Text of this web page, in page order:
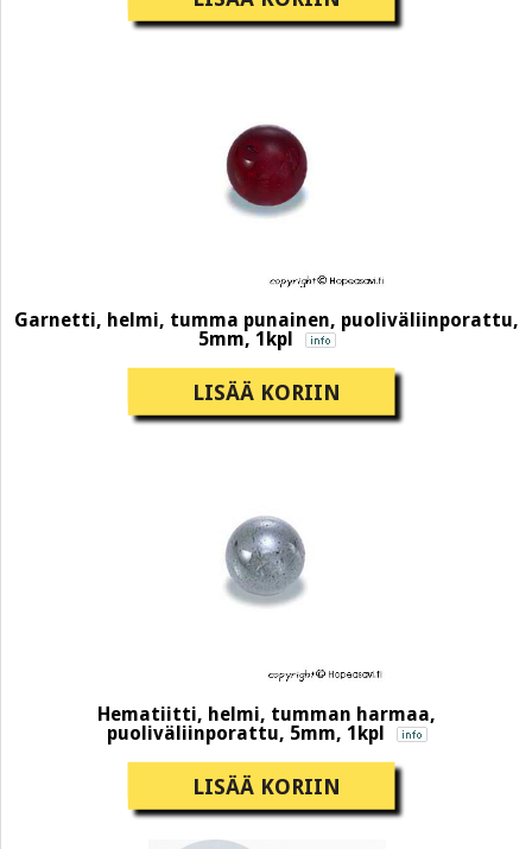
Garnetti, helmi, tumma punainen, puoliväliinporattu,
5mm, 1kpl
LISÄÄ KORIIN
Hematiitti, helmi, tumman harmaa,
puoliväliinporattu, 5mm, 1kpl
LISÄÄ KORIIN